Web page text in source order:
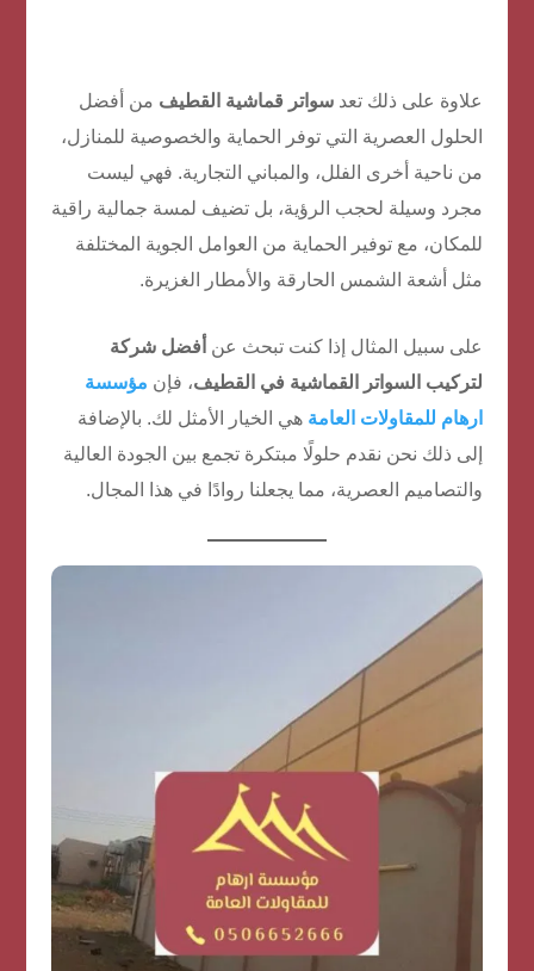
علاوة على ذلك تعد سواتر قماشية القطيف من أفضل
الحلول العصرية التي توفر الحماية والخصوصية للمنازل،
من ناحية أخرى الفلل، والمباني التجارية. فهي ليست
مجرد وسيلة لحجب الرؤية، بل تضيف لمسة جمالية راقية
للمكان، مع توفير الحماية من العوامل الجوية المختلفة
مثل أشعة الشمس الحارقة والأمطار الغزيرة.
على سبيل المثال إذا كنت تبحث عن أفضل شركة
لتركيب السواتر القماشية في القطيف، فإن مؤسسة
ارهام للمقاولات العامة هي الخيار الأمثل لك. بالإضافة
إلى ذلك نحن نقدم حلولًا مبتكرة تجمع بين الجودة العالية
والتصاميم العصرية، مما يجعلنا روادًا في هذا المجال.